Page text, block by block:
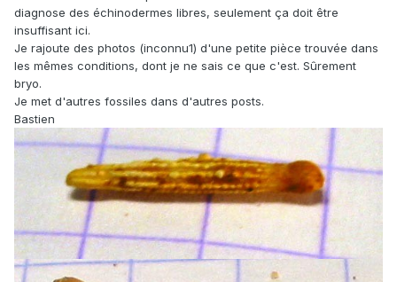
diagnose des échinodermes libres, seulement ça doit être
insuffisant ici.
Je rajoute des photos (inconnu1) d'une petite pièce trouvée dans
les mêmes conditions, dont je ne sais ce que c'est. Sûrement
bryo.
Je met d'autres fossiles dans d'autres posts.
Bastien